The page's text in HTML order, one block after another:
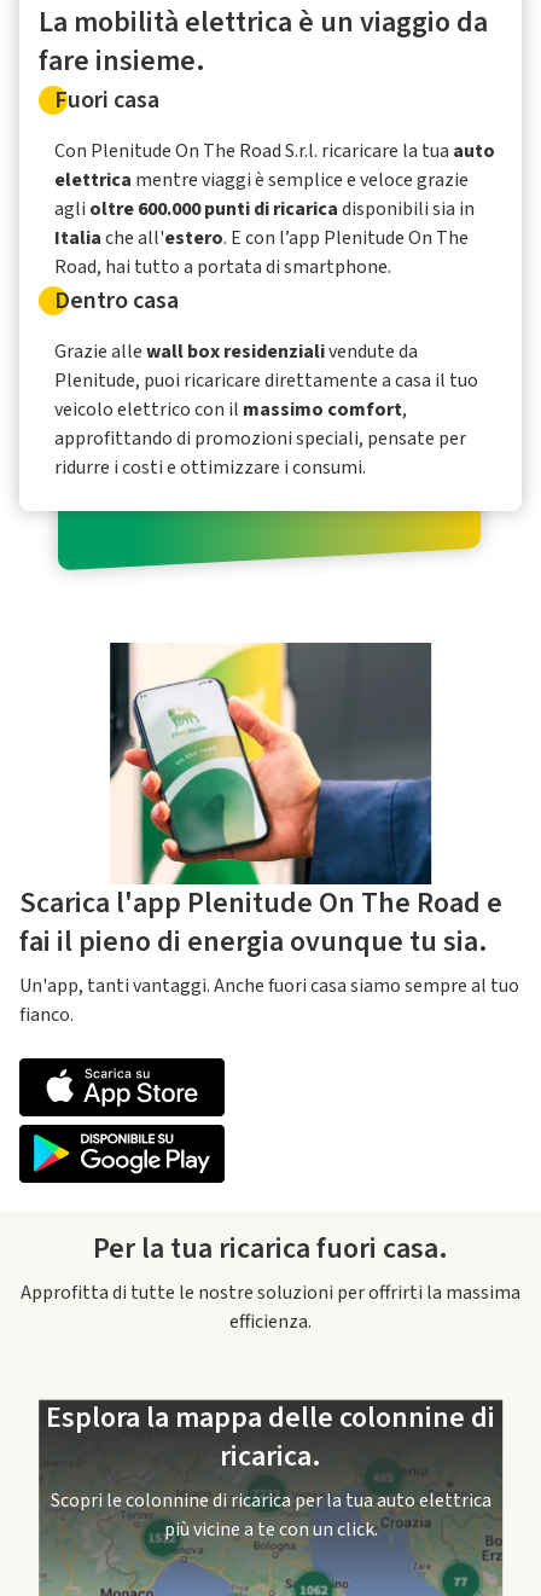
La mobilità elettrica è un viaggio da
fare insieme.
Fuori casa
Con Plenitude On The Road S.r.l. ricaricare la tua auto
elettrica mentre viaggi è semplice e veloce grazie
agli oltre 600.000 punti di ricaricadisponibili sia in
Italiache all'estero. E con l’app Plenitude On The
Road, hai tutto a portata di smartphone.
Dentro casa
Grazie allewall box residenzialivendute da
Plenitude, puoi ricaricare direttamente a casa il tuo
veicolo elettrico con il massimo comfort,
approfittando di promozioni speciali, pensate per
ridurre i costi e ottimizzare i consumi.
Scarica l'app Plenitude On The Road e
fai il pieno di energia ovunque tu sia.
Un'app, tanti vantaggi. Anche fuori casa siamo sempre al tuo
fianco.
Per la tua ricarica fuori casa.
Approfitta di tutte le nostre soluzioni per offrirti la massima
efficienza.
Esplora la mappa delle colonnine di
ricarica.
Scopri le colonnine di ricarica per la tua auto elettrica
più vicine a te con un click.